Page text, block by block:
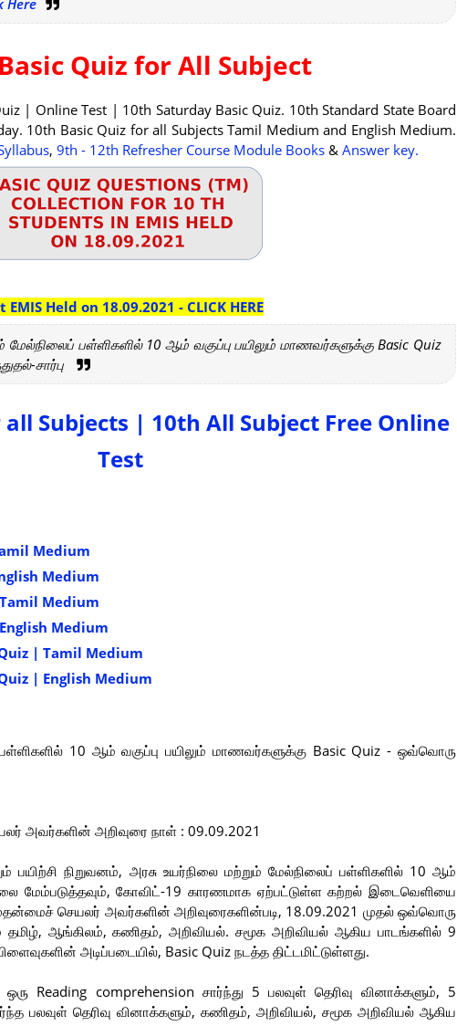
Quiz for All Subject
| Online Test | 10th Saturday Basic Quiz. 10th Standard State Board
10th Basic Quiz for all Subjects Tamil Medium and English Medium.
, 9th - 12th Refresher Course Module Books & Answer key.
Held on 18.09.2021 - CLICK HERE
மேல்நிலைப் பள்ளிகளில் 10 ஆம் வகுப்பு பயிலும் மாணவர்களுக்கு Basic Quiz
சார்பு
Subjects | 10th All Subject Free Online
Test
Medium
Medium
Medium
Medium
| Tamil Medium
| English Medium
10 ஆம் வகுப்பு பயிலும் மாணவர்களுக்கு Basic Quiz - ஒவ்வொரு
அவர்களின் அறிவுரை நாள் : 09.09.2021
பயிற்சி நிறுவனம், அரசு உயர்நிலை மற்றும் மேல்நிலைப் பள்ளிகளில் 10 ஆம்
மேம்படுத்தவும், கோவிட்-19 காரணமாக ஏற்பட்டுள்ள கற்றல் இடைவெளியை
செயலர் அவர்களின் அறிவுரைகளின்படி, 18.09.2021 முதல் ஒவ்வொரு
தமிழ், ஆங்கிலம், கணிதம், அறிவியல். சமூக அறிவியல் ஆகிய பாடங்களில் 9
அடிப்படையில், Basic Quiz நடத்த திட்டமிட்டுள்ளது.
Reading comprehension சார்ந்து 5 பலவுள் தெரிவு வினாக்களும், 5
பலவுள் தெரிவு வினாக்களும், கணிதம், அறிவியல், சமூக அறிவியல் ஆகிய